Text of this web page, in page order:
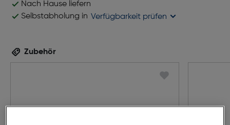
Nach Hause liefern
Selbstabholung in Verfügbarkeit prüfen
Zubehör